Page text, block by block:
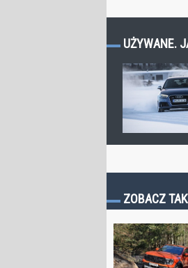
UŻYWANE.
ZOBACZ